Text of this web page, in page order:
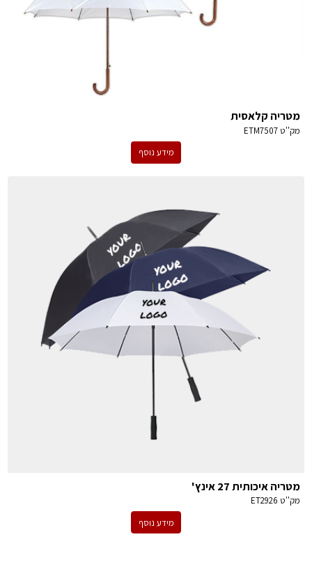
מטריה קלאסית
מק''טETM7507
מידע נוסף
מטריה איכותית 27 אינץ'
מק''ט ET2926
מידע נוסף